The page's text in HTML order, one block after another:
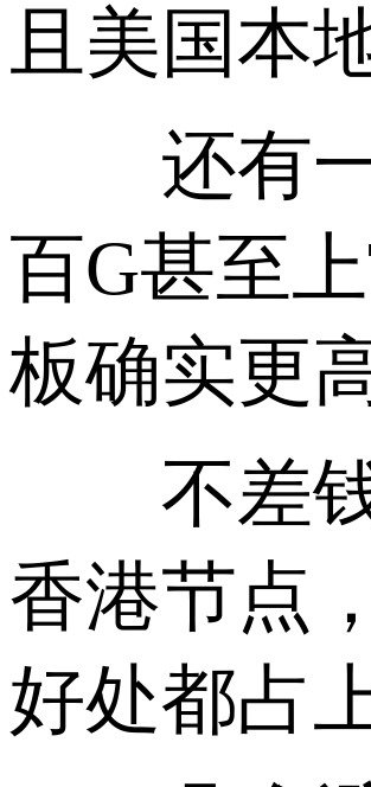
且美国本
还有一
百G甚至
板确实更
不差钱
香港节点
好处都占